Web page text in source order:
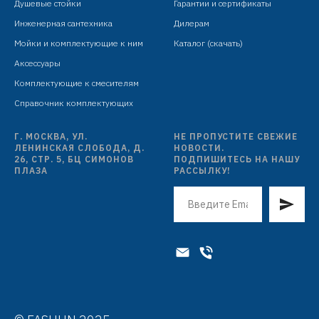
Душевые стойки
Инженерная сантехника
Мойки и комплектующие к ним
Аксессуары
Комплектующие к смесителям
Справочник комплектующих
Гарантии и сертификаты
Дилерам
Каталог (скачать)
Г. МОСКВА, УЛ.
ЛЕНИНСКАЯ СЛОБОДА, Д.
26, СТР. 5, БЦ СИМОНОВ
ПЛАЗА
НЕ ПРОПУСТИТЕ СВЕЖИЕ
НОВОСТИ.
ПОДПИШИТЕСЬ НА НАШУ
РАССЫЛКУ!